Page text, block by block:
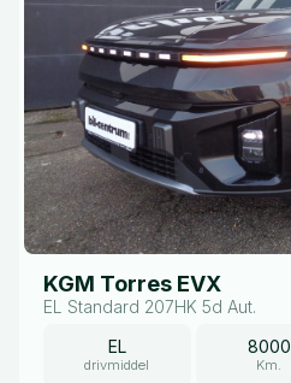
KGM Torres EVX
EL Standard 207HK 5d Aut.
EL
drivmiddel
8000
Km.